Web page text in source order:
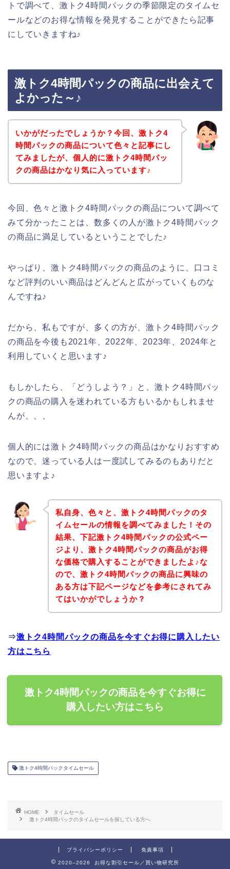
トで調べて、激トク4時間パックの季節限定のタイムセ
ールなどのお得な情報を発見することができたら記事
にしていきますね♪
激トク4時間パックの商品に出会えて
よかった～♪
いかがだったでしょうか？今回、激トク4
時間パックの商品について色々と記事にし
てみましたが、個人的に激トク4時間パッ
クの商品はかなり気に入っています♪
今回、色々と激トク4時間パックの商品について調べて
みて分かったことは、数多くの人が激トク4時間パック
の商品に満足しているということでした♪
やっぱり、激トク4時間パックの商品のように、口コミ
など評判のいい商品はどんどんと広がっていくものな
んですね♪
だから、私もですが、多くの方が、激トク4時間パック
の商品を今後も2021年、2022年、2023年、2024年と
利用していくと思います♪
もしかしたら、「どうしよう？」と、激トク4時間パッ
クの商品の購入を迷われている方もいるかもしれませ
んが、、、
個人的には激トク4時間パックの商品はかなりおすすめ
なので、迷っている人は一度試してみるのもありだと
思いますよ♪
私自身、色々と、激トク4時間パックのタ
イムセールの情報を調べてみました！その
結果、下記激トク4時間パックの公式ペー
ジより、激トク4時間パックの商品がお得
な価格で購入することができましたよ♪な
ので、激トク4時間パックの商品に興味の
ある方は下記ページなどを参考にされてみ
てはいかがでしょうか？
⇒激トク4時間パックの商品を今すぐお得に購入したい
方はこちら
激トク4時間パックの商品を今すぐお得に
購入したい方はこちら
激トク4時間パックタイムセール
HOME
タイムセール
激トク4時間パックのタイムセールを探している方へ
プライバシーポリシー 免責事項
2020–2026 お得な割引セール／買い物研究所